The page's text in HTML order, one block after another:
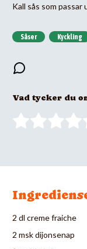
Kall sås som
Såser Kyckling
Vad tycker du
2 dl creme fraiche
2 msk dijonsenap